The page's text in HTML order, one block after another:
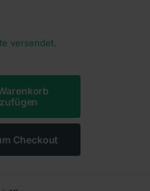
versendet.
Checkout